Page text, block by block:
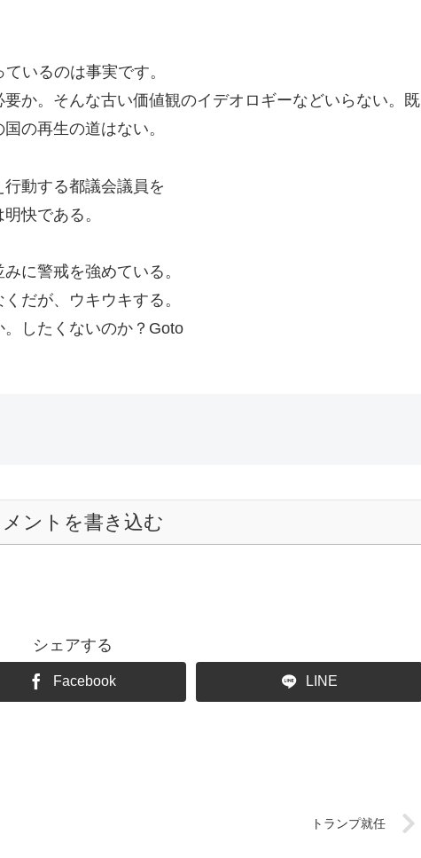
いるのは事実です。
か。そんな古い価値観のイデオロギーなどいらない。既
の再生の道はない。
動する都議会議員を
快である。
に警戒を強めている。
だが、ウキウキする。
したくないのか？Goto
メントを書き込む
シェアする
Facebook LINE
トランプ就任